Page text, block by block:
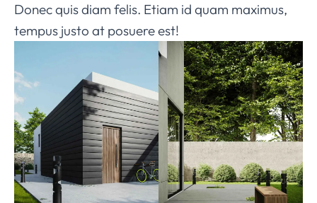
Donec quis diam felis. Etiam id quam maximus,
tempus justo at posuere est!